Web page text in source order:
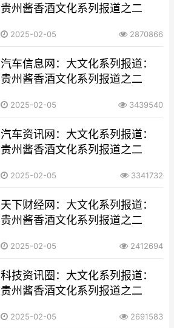
贵州酱香酒文化系列报道之二
2025-02-05 2870866
汽车信息网：大文化系列报道：
贵州酱香酒文化系列报道之二
2025-02-05 3439540
汽车资讯网：大文化系列报道：
贵州酱香酒文化系列报道之二
2025-02-05 3341732
天下财经网：大文化系列报道：
贵州酱香酒文化系列报道之二
2025-02-05 2412694
科技资讯圈：大文化系列报道：
贵州酱香酒文化系列报道之二
2025-02-05 2691583